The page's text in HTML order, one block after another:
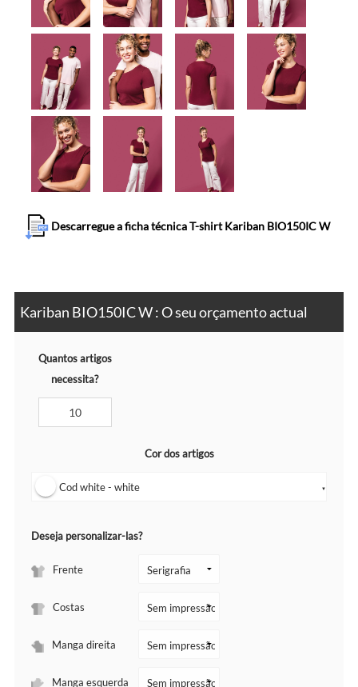
Descarregue a ficha técnica T-shirt Kariban BIO150IC W
Kariban BIO150IC W : O seu orçamento actual
Quantos artigos
necessita?
Cor dos artigos
Cod white - white ▼
Deseja personalizar-las?
Frente
Costas
Manga direita
Manga esquerda